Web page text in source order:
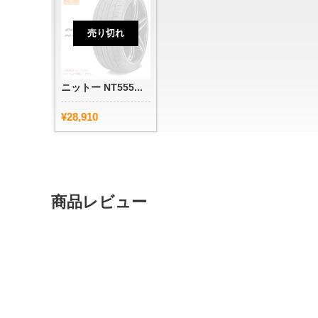
売り切れ
ニットー NT555...
¥28,910
商品レビュー